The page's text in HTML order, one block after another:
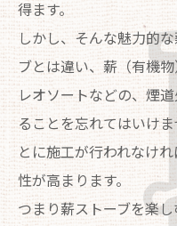
得ます。
しかし、そんな魅力的
ブとは違い、薪（有機
レオソートなどの、煙
ることを忘れてはいけ
とに施工が行われなけ
性が高まります。
つまり薪ストーブを楽